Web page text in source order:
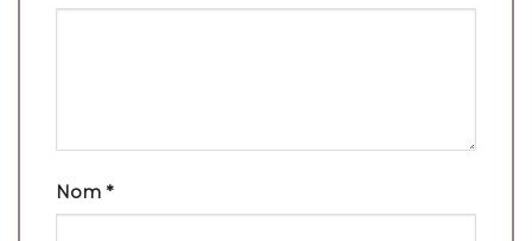
Nom *